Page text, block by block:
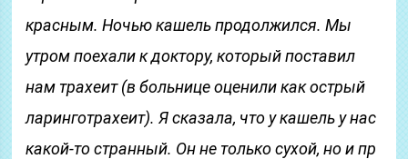
красным. Ночью кашель продолжился. Мы
утром поехали к доктору, который поставил
нам трахеит (в больнице оценили как острый
ларинготрахеит). Я сказала, что у кашель у нас
какой-то странный. Он не только сухой, но и пр